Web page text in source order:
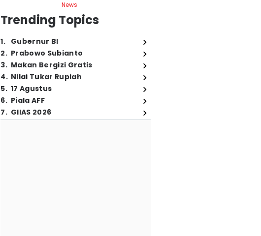
News
Trending Topics
1. Gubernur BI
2. Prabowo Subianto
3. Makan Bergizi Gratis
4. Nilai Tukar Rupiah
5. 17 Agustus
6. Piala AFF
7. GIIAS 2026